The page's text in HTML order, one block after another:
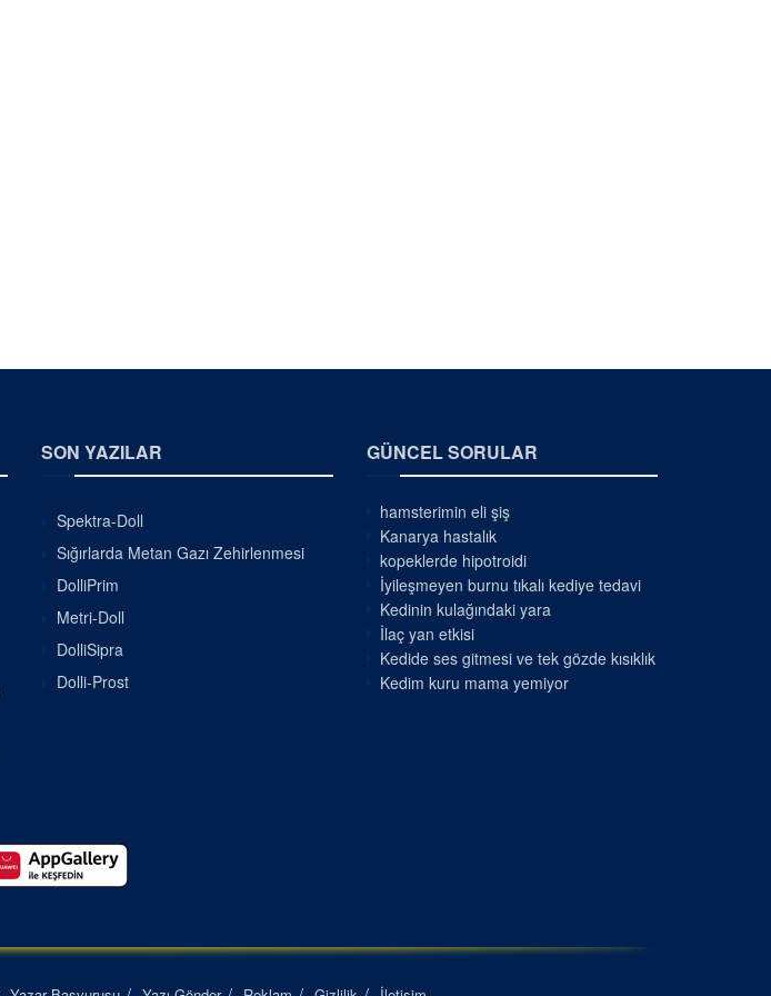
SON YAZILAR
Spektra-Doll
Sığırlarda Metan Gazı Zehirlenmesi
DolliPrim
Metri-Doll
DolliSipra
Dolli-Prost
GÜNCEL SORULAR
hamsterimin eli şiş
Kanarya hastalık
kopeklerde hipotroidi
İyileşmeyen burnu tıkalı kediye tedavi
Kedinin kulağındaki yara
İlaç yan etkisi
Kedide ses gitmesi ve tek gözde kısıklık
Kedim kuru mama yemiyor